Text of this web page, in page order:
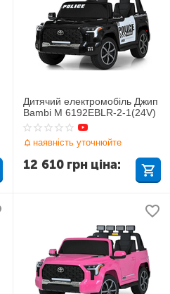
Дитячий електромобіль Джип
Bambi M 6192EBLR-2-1(24V)
наявність уточнюйте
12 610 грн ціна: